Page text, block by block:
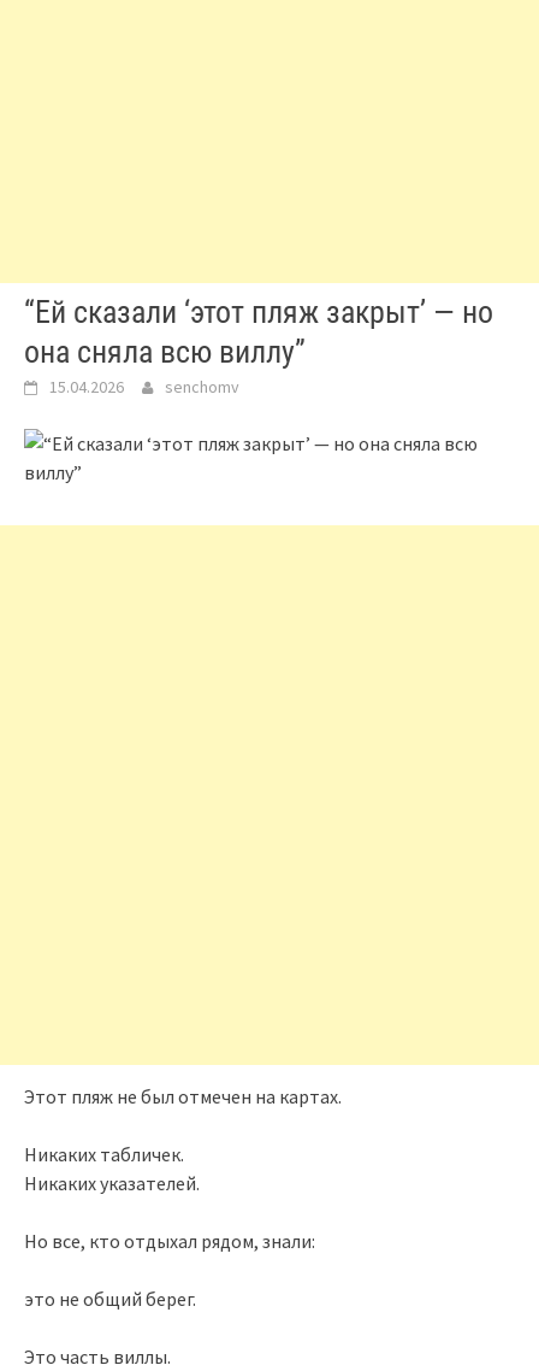
“Ей сказали ‘этот пляж закрыт’ — но
она сняла всю виллу”
15.04.2026 senchomv
Этот пляж не был отмечен на картах.
Никаких табличек.
Никаких указателей.
Но все, кто отдыхал рядом, знали:
это не общий берег.
Это часть виллы.